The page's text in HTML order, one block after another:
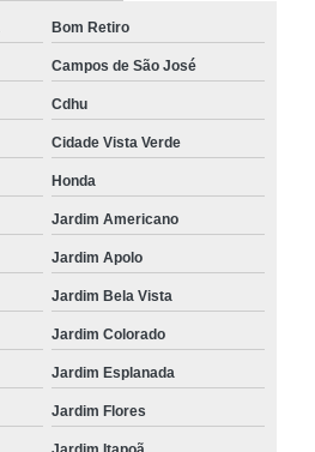
Bom Retiro
Campos de São José
Cdhu
Cidade Vista Verde
Honda
Jardim Americano
Jardim Apolo
Jardim Bela Vista
Jardim Colorado
Jardim Esplanada
Jardim Flores